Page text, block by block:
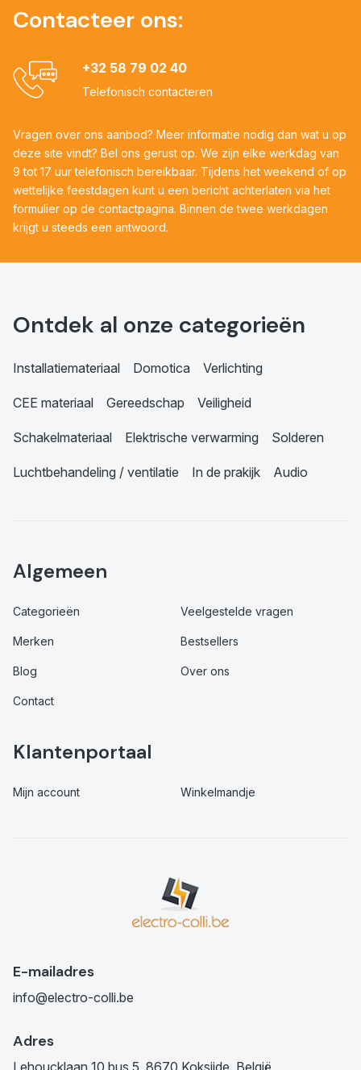
Contacteer ons:
+32 58 79 02 40
Telefonisch contacteren
Vragen over ons aanbod? Meer informatie nodig dan wat u op
deze site vindt? Bel ons gerust op. We zijn elke werkdag van
9 tot 17 uur telefonisch bereikbaar. Tijdens het weekend of op
wettelijke feestdagen kunt u een bericht achterlaten via het
formulier op de contactpagina. Binnen de twee werkdagen
krijgt u steeds een antwoord.
Ontdek al onze categorieën
Installatiemateriaal Domotica Verlichting
CEE materiaal Gereedschap Veiligheid
Schakelmateriaal Elektrische verwarming Solderen
Luchtbehandeling / ventilatie In de prakijk Audio
Algemeen
Categorieën Veelgestelde vragen
Merken Bestsellers
Blog Over ons
Contact
Klantenportaal
Mijn account Winkelmandje
E-mailadres
info@electro-colli.be
Adres